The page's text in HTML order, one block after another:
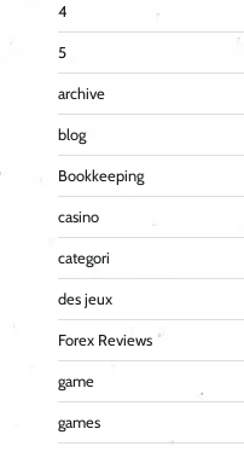
4
5
archive
blog
Bookkeeping
casino
categori
des jeux
Forex Reviews
game
games